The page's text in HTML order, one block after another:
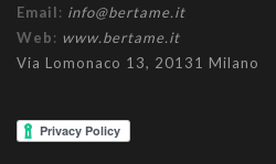
Email: info@bertame.it
Web: www.bertame.it
Via Lomonaco 13, 20131 Milano